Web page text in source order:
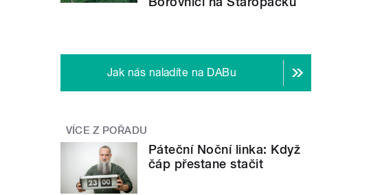
Jak nás naladíte na DABu
VÍCE Z POŘADU
Páteční Noční linka: Když
čáp přestane stačit